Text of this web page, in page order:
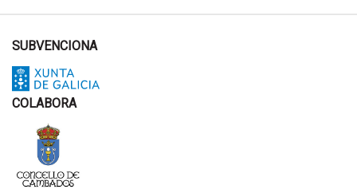
SUBVENCIONA
COLABORA